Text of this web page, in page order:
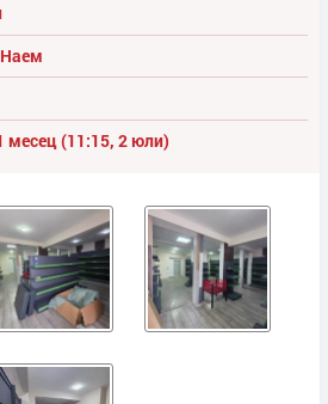
месец (11:15, 2 юли)